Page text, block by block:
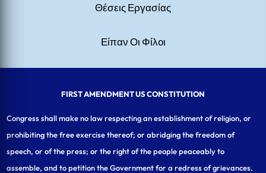
Θέσεις Εργασίας
Είπαν Οι Φίλοι
FIRST AMENDMENT US CONSTITUTION
Congress shall make no law respecting an establishment of religion, or
prohibiting the free exercise thereof; or abridging the freedom of
speech, or of the press; or the right of the people peaceably to
assemble, and to petition the Government for a redress of grievances.